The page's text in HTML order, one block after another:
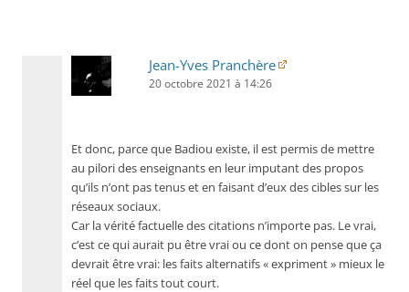
Jean-Yves Pranchère
20 octobre 2021 à 14:26
Et donc, parce que Badiou existe, il est permis de mettre
au pilori des enseignants en leur imputant des propos
qu’ils n’ont pas tenus et en faisant d’eux des cibles sur les
réseaux sociaux.
Car la vérité factuelle des citations n’importe pas. Le vrai,
c’est ce qui aurait pu être vrai ou ce dont on pense que ça
devrait être vrai: les faits alternatifs « expriment » mieux le
réel que les faits tout court.